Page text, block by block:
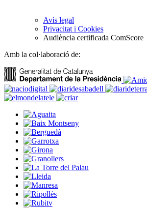
Avís legal
Privacitat i Cookies
Audiència certificada ComScore
Amb la col·laboració de: